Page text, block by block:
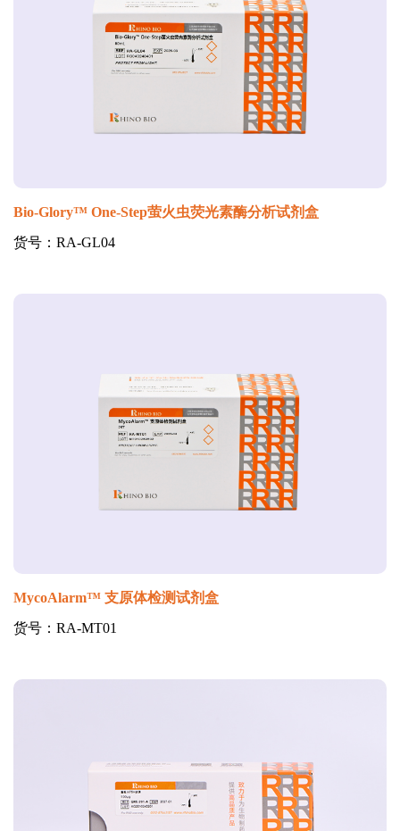
Bio-Glory™ One-Step萤火虫荧光素酶分析试剂盒
货号：RA-GL04
MycoAlarm™ 支原体检测试剂盒
货号：RA-MT01